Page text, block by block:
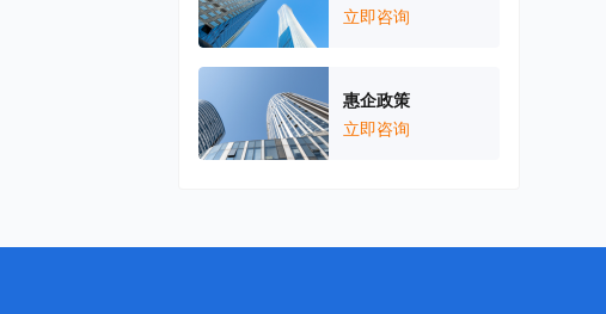
立即咨询
惠企政策
立即咨询